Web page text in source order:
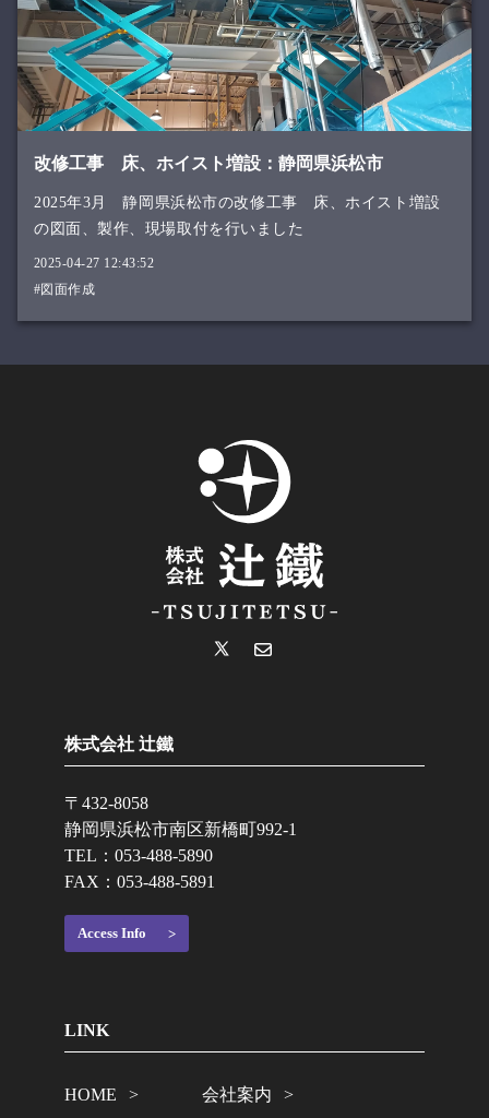
改修工事 床、ホイスト増設：静岡県浜松市
2025年3月 静岡県浜松市の改修工事 床、ホイスト増設
の図面、製作、現場取付を行いました
2025-04-27 12:43:52
#図面作成
株式会社 辻鐵
〒432-8058
静岡県浜松市南区新橋町992-1
TEL：053-488-5890
FAX：053-488-5891
Access Info
LINK
HOME 会社案内